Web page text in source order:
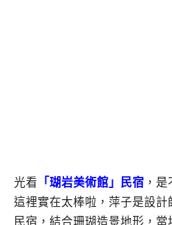
光看 「瑚岩美術館」民宿 ，
這裡實在太棒啦，萍子是設
民宿，結合珊瑚造景地形，